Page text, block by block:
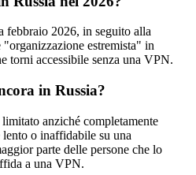
febbraio 2026, in seguito alla
estremista" in
torni accessibile senza una VPN.
in Russia?
anziché completamente
o inaffidabile su una
parte delle persone che lo
a una VPN.